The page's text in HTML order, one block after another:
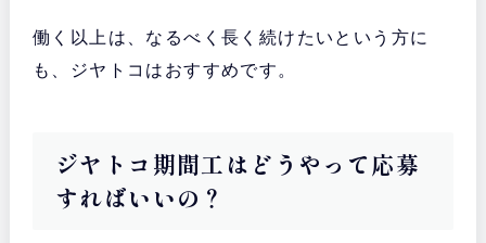
働く以上は、なるべく長く続けたいという方に
も、ジヤトコはおすすめです。
ジヤトコ期間工はどうやって応募
すればいいの？